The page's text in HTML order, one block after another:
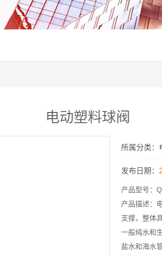
电动塑料球阀
所属分类：
发布日期：
产品型号：
产品描述：
支撑，整体
一般纯水和
盐水和海水